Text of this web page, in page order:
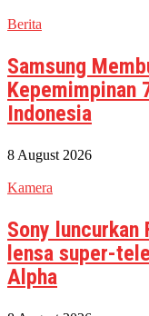
Berita
Samsung
Kepemimpinan
Indonesia
8 August 2026
Kamera
Sony luncurkan
lensa super-
Alpha